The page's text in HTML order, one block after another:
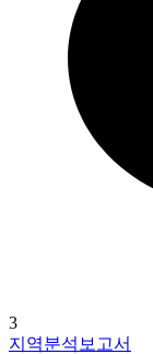
3
지역분석보고서